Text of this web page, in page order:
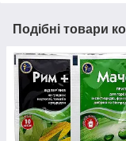
Подібні товари